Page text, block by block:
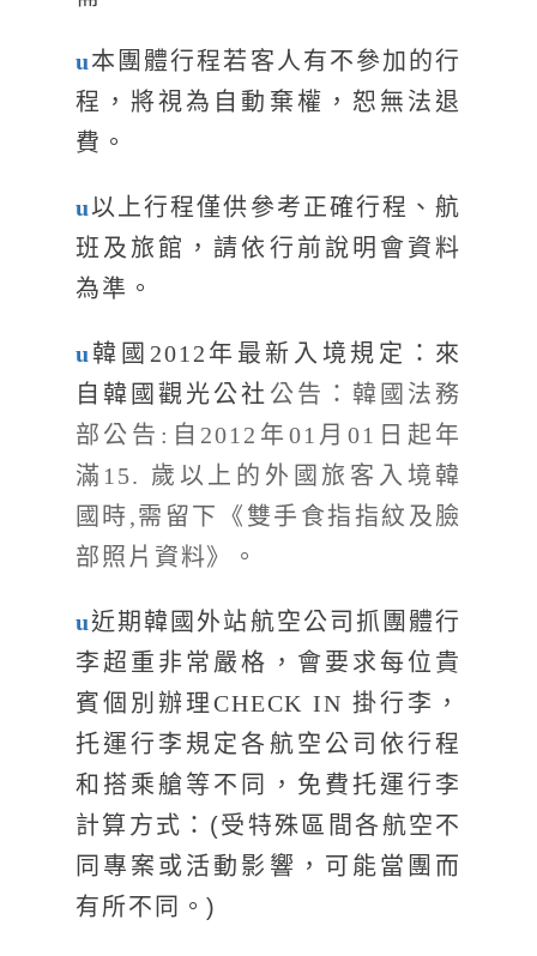
u本團體行程若客人有不參加的行
程，將視為自動棄權，恕無法退
費。
u以上行程僅供參考正確行程、航
班及旅館，請依行前說明會資料
為準。
u韓國2012年最新入境規定：來
自 韓國觀光公社 公告：韓國法務
部公告:自2012年01月01日起年
滿15. 歲以上的外國旅客入境韓
國時,需留下《雙手食指指紋及臉
部照片資料》。
u近期韓國外站航空公司抓團體行
李超重非常嚴格，會要求每位貴
賓個別辦理CHECK IN 掛行李，
托運行李規定各航空公司依行程
和搭乘艙等不同，免費托運行李
計算方式：(受特殊區間各航空不
同專案或活動影響，可能當團而
有所不同。)